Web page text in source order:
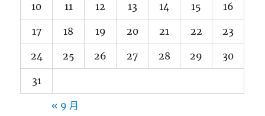
10 11 12 13 14 15 16
17 18 19 20 21 22 23
24 25 26 27 28 29 30
31
« 9 月